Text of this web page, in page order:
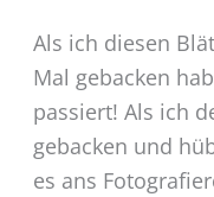
Als ich diesen
Mal gebacken
passiert! Als ich
gebacken und
es ans